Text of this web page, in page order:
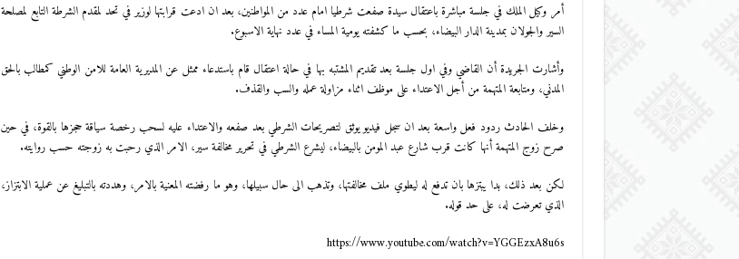
أمر وكيل الملك في جلسة مباشرة باعتقال سيدة صفعت شرطيا امام عدد من المواطنين، بعد ان ادعت قرابتها لوزير في تحد لمقدم الشرطة التابع لمصلحة
السير والجولان بمدينة الدار البيضاء، بحسب ما كشفته يومية المساء في عدد نهاية الاسبوع.
وأشارت الجريدة أن القاضي وفي اول جلسة بعد تقديم المشتبه بها في حالة اعتقال قام باستدعاء ممثل عن المديرية العامة للامن الوطني كمطالب بالحق
المدني، ومتابعة المتهمة من أجل الاعتداء على موظف اثناء مزاولة عمله والسب والقذف.
وخلف الحادث ردود فعل واسعة بعد ان سجل فيديو يوثق لتصريحات الشرطي بعد صفعه والاعتداء عليه لسحب رخصة سياقة حجزها بالقوة، في حين
صرح زوج المتهمة أنها كانت قرب شارع عبد المومن بالبيضاء، ليشرع الشرطي في تحرير مخالفة سير، الامر الذي رحبت به زوجته حسب روايته.
لكن بعد ذلك، بدا يبتزها بان تدفع له ليطوي ملف مخالفتها، وتذهب الى حال سبيلها، وهو ما رفضته المعنية بالامر، وهددته بالتبليغ عن عملية الابتزاز،
الذي تعرضت له، على حد قوله.
https://www.youtube.com/watch?v=YGGEzxA8u6s